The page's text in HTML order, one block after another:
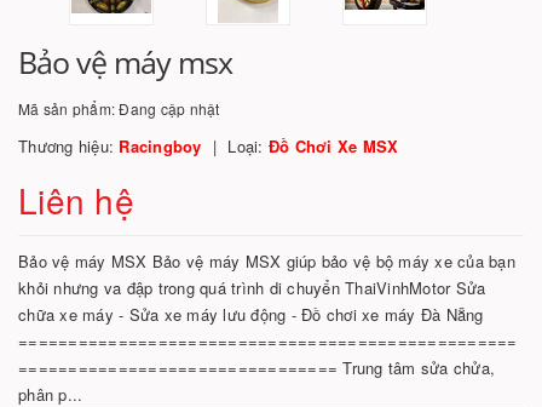
Bảo vệ máy msx
Mã sản phẩm:Đang cập nhật
Thương hiệu: Racingboy Loại: Đồ Chơi Xe MSX
Liên hệ
Bảo vệ máy MSX Bảo vệ máy MSX giúp bảo vệ bộ máy xe của bạn
khỏi nhưng va đập trong quá trình di chuyển ThaiVinhMotor Sửa
chữa xe máy - Sửa xe máy lưu động - Đồ chơi xe máy Đà Nẵng
==================================================
================================ Trung tâm sửa chửa,
phân p...